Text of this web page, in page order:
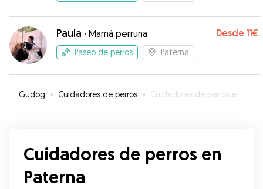
Paula · Mamá perruna Desde 11€
Paseo de perros Paterna
Gudog » Cuidadores de perros » Cuidadores de perros en Paterna
Cuidadores de perros en
Paterna